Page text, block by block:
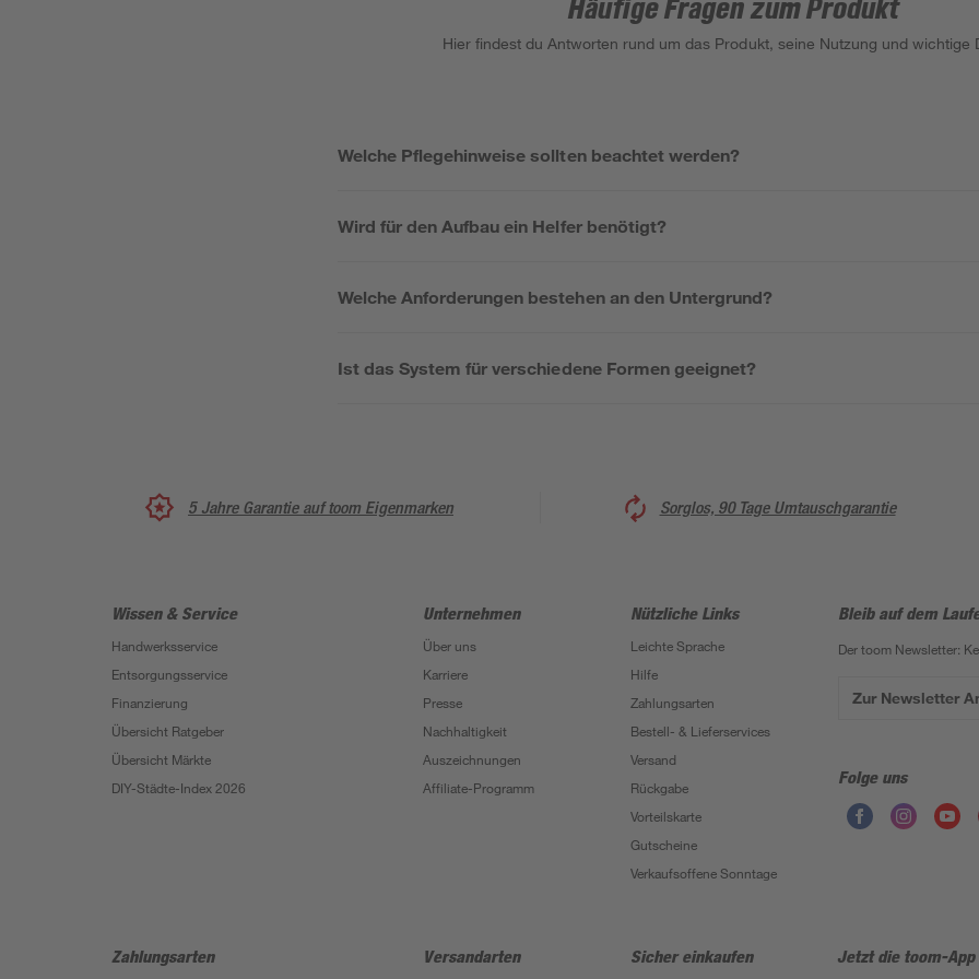
Häufige Fragen zum Produkt
Hier findest du Antworten rund um das Produkt, seine Nutzung und wichtige
Welche Pflegehinweise sollten beachtet werden?
Wird für den Aufbau ein Helfer benötigt?
Welche Anforderungen bestehen an den Untergrund?
Ist das System für verschiedene Formen geeignet?
5 Jahre Garantie auf toom Eigenmarken Sorglos, 90 Tage Umtauschgarantie
Wissen & Service
Handwerksservice
Entsorgungsservice
Finanzierung
Übersicht Ratgeber
Übersicht Märkte
DIY-Städte-Index 2026
Unternehmen
Über uns
Karriere
Presse
Nachhaltigkeit
Auszeichnungen
Affiliate-Programm
Nützliche Links
Leichte Sprache
Hilfe
Zahlungsarten
Bestell- & Lieferservices
Versand
Rückgabe
Vorteilskarte
Gutscheine
Verkaufsoffene Sonntage
Bleib auf dem
Der toom Newsletter:
Zur Newsletter
Folge uns
Zahlungsarten Versandarten Sicher einkaufen Jetzt die toom-